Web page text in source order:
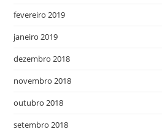
fevereiro 2019
janeiro 2019
dezembro 2018
novembro 2018
outubro 2018
setembro 2018